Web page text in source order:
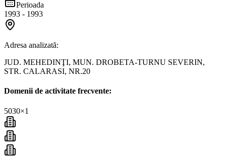
Perioada
1993 - 1993
Adresa analizată:
JUD. MEHEDINŢI, MUN. DROBETA-TURNU SEVERIN,
STR. CALARASI, NR.20
Domenii de activitate frecvente:
5030×1